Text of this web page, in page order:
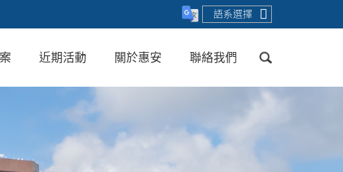
語系選擇
近期活動 關於惠安 聯絡我們
送出